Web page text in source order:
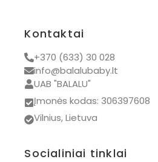
Kontaktai
+370 (633) 30 028
info@balalubaby.lt
UAB "BALALU"
Įmonės kodas: 306397608
Vilnius, Lietuva
Socialiniai tinklai